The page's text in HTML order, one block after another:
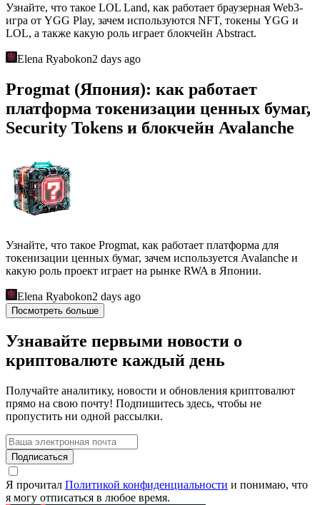
Узнайте, что такое LOL Land, как работает браузерная Web3-
игра от YGG Play, зачем используются NFT, токены YGG и
LOL, а также какую роль играет блокчейн Abstract.
Elena Ryabokon2 days ago
Progmat (Япония): как работает
платформа токенизации ценных бумаг,
Security Tokens и блокчейн Avalanche
Узнайте, что такое Progmat, как работает платформа для
токенизации ценных бумаг, зачем используется Avalanche и
какую роль проект играет на рынке RWA в Японии.
Elena Ryabokon2 days ago
Посмотреть больше
Узнавайте первыми новости о
криптовалюте каждый день
Получайте аналитику, новости и обновления криптовалют
прямо на свою почту! Подпишитесь здесь, чтобы не
пропустить ни одной рассылки.
Подписаться
Я прочитал Политикой конфиденциальности и понимаю, что
я могу отписаться в любое время.